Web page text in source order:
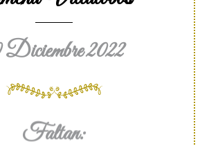
Diciembre 2022
Faltan: